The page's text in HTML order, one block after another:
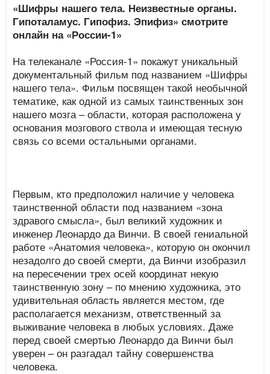
«Шифры нашего тела. Неизвестные органы.
Гипоталамус. Гипофиз. Эпифиз» смотрите
онлайн на «России-1»
На телеканале «Россия-1» покажут уникальный
документальный фильм под названием «Шифры
нашего тела». Фильм посвящен такой необычной
тематике, как одной из самых таинственных зон
нашего мозга – области, которая расположена у
основания мозгового ствола и имеющая тесную
связь со всеми остальными органами.
Первым, кто предположил наличие у человека
таинственной области под названием «зона
здравого смысла», был великий художник и
инженер Леонардо да Винчи. В своей гениальной
работе «Анатомия человека», которую он окончил
незадолго до своей смерти, да Винчи изобразил
на пересечении трех осей координат некую
таинственную зону – по мнению художника, это
удивительная область является местом, где
располагается механизм, ответственный за
выживание человека в любых условиях. Даже
перед своей смертью Леонардо да Винчи был
уверен – он разгадал тайну совершенства
человека.